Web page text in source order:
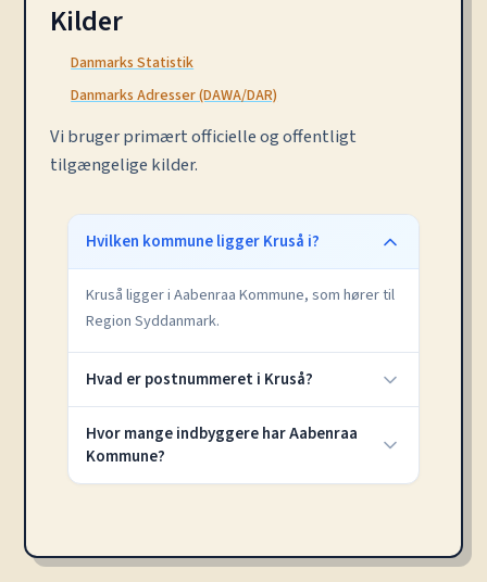
Kilder
Danmarks Statistik
Danmarks Adresser (DAWA/DAR)
Vi bruger primært officielle og offentligt
tilgængelige kilder.
Hvilken kommune ligger Kruså i?
Kruså ligger i Aabenraa Kommune, som hører til
Region Syddanmark.
Hvad er postnummeret i Kruså?
Hvor mange indbyggere har Aabenraa
Kommune?